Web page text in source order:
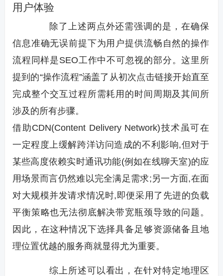
用户体验
除了上述两点外还需强调的是，在确保
信息准确无误前提下为用户提供流畅自然的操作
流程同样是SEO工作中不可忽视的部分。这里所
提到的“操作流程”涵盖了从初次点击链接开始直至
完成整个交互过程所需耗用的时间周期及其间所
涉及的所有步骤。
借助CDN(Content Delivery Network)技术虽可在
一定程度上缓解跨洋访问造成的不利影响,但对于
某些高度依赖实时通讯功能(例如在线聊天室)的应
用场景而言仍然难以完全满足需求;另一方面,在面
对大规模并发请求情况时,即便采用了先进的负载
平衡策略也无法彻底解决带宽瓶颈导致的问题。
因此，在这种情况下选择具备足够资源储备且地
理位置优越的服务商就显得尤为重要。
综上所述可以看出，在针对特定地理区